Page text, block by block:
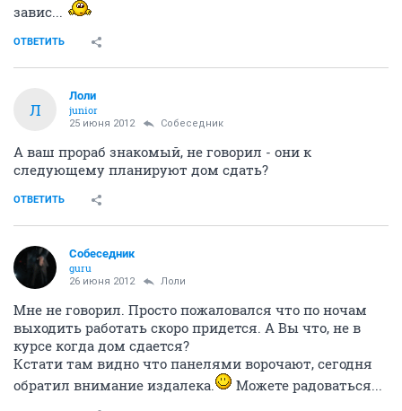
завис...
ОТВЕТИТЬ
Л
Лоли
junior
25 июня 2012 Собеседник
А ваш прораб знакомый, не говорил - они к
следующему планируют дом сдать?
ОТВЕТИТЬ
Собеседник
guru
26 июня 2012 Лоли
Мне не говорил. Просто пожаловался что по ночам
выходить работать скоро придется. А Вы что, не в
курсе когда дом сдается?
Кстати там видно что панелями ворочают, сегодня
обратил внимание издалека.
Можете радоваться...